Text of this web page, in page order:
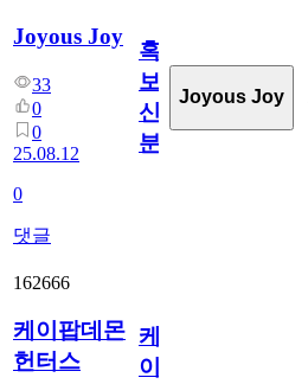
Joyous Joy
33
0
0
25.08.12
0
댓글
혹
보
신
분?
Joyous Joy
162666
케이팝데몬
헌터스
케
이